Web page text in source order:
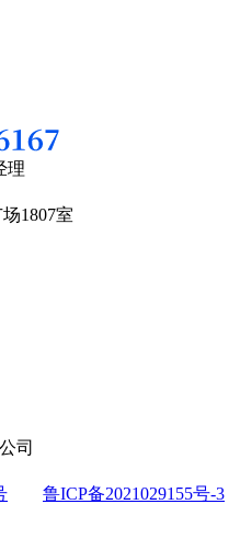
理
1807室
司
鲁ICP备2021029155号-3